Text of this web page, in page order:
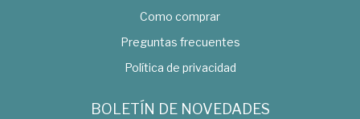
Como comprar
Preguntas frecuentes
Política de privacidad
BOLETÍN DE NOVEDADES